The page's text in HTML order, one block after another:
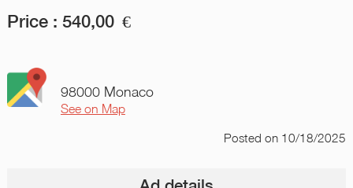
Price : 540,00 €
98000 Monaco
See on Map
Postedon 10/18/2025